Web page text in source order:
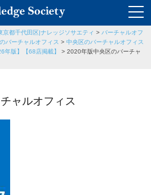
都千代田区|ナレッジソサエティ > バーチャルオフ
バーチャルオフィス > 中央区のバーチャルオフィス
年版】【68店掲載】 > 2020年版中央区のバーチャ
ャルオフィス